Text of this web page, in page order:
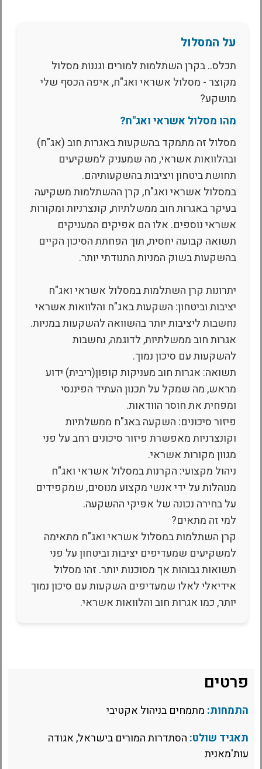
על המסלול
תכלס.. בקרן השתלמות למורים וגננות מסלול
מקוצר - מסלול אשראי ואג"ח, איפה הכסף שלי
מושקע?
מהו מסלול אשראי ואג"ח?
מסלול זה מתמקד בהשקעות באגרות חוב (אג"ח)
ובהלוואות אשראי, מה שמעניק למשקיעים
תחושת ביטחון ויציבות בהשקעותיהם.
במסלול אשראי ואג"ח, קרן ההשתלמות משקיעה
בעיקר באגרות חוב ממשלתיות, קונצרניות ומקורות
אשראי נוספים. אלו הם אפיקים המעניקים
תשואה קבועה יחסית, תוך הפחתת הסיכון הקיים
בהשקעות בשוק המניות התנודתי יותר.
יתרונות קרן השתלמות במסלול אשראי ואג"ח
יציבות וביטחון: השקעות באג"ח והלוואות אשראי
נחשבות ליציבות יותר בהשוואה להשקעות במניות.
אגרות חוב ממשלתיות, לדוגמה, נחשבות
להשקעות עם סיכון נמוך.
תשואה: אגרות חוב מעניקות קופון(ריבית) ידוע
מראש, מה שמקל על תכנון העתיד הפיננסי
ומפחית את חוסר הוודאות.
פיזור סיכונים: השקעה באג"ח ממשלתיות
וקונצרניות מאפשרת פיזור סיכונים רחב על פני
מגוון מקורות אשראי.
ניהול מקצועי: הקרנות במסלול אשראי ואג"ח
מנוהלות על ידי אנשי מקצוע מנוסים, שמקפידים
על בחירה נכונה של אפיקי ההשקעה.
למי זה מתאים?
קרן השתלמות במסלול אשראי ואג"ח מתאימה
למשקיעים שמעדיפים יציבות וביטחון על פני
תשואות גבוהות אך מסוכנות יותר. זהו מסלול
אידיאלי לאלו שמעדיפים השקעות עם סיכון נמוך
יותר, כמו אגרות חוב והלוואות אשראי.
פרטים
התמחות: מתמחים בניהול אקטיבי
תאגיד שולט: הסתדרות המורים בישראל, אגודה
עות'מאנית